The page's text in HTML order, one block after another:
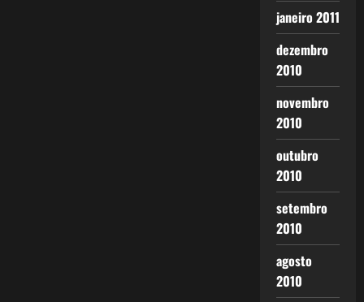
janeiro 2011
dezembro
2010
novembro
2010
outubro
2010
setembro
2010
agosto
2010